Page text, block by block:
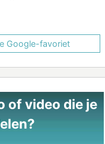
Google-favoriet
of video die je